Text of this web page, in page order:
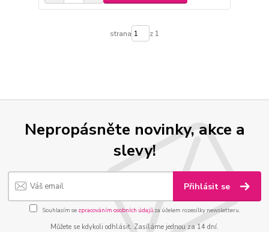
strana z 1
Nepropásněte novinky, akce a
slevy!
Přihlásit se
Souhlasím se zpracováním osobních údajůza účelem rozesílky newsletteru.
Můžete se kdykoli odhlásit. Zasíláme jednou za 14 dní.